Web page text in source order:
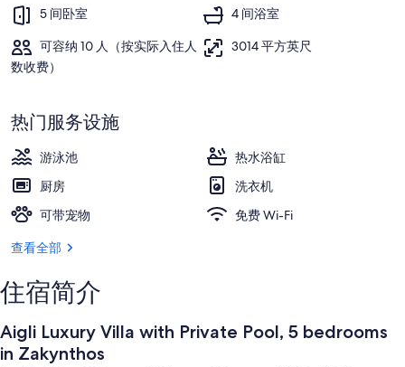
库
5 间卧室
4 间浴室
可容纳 10 人（按实际入住人
数收费）
3014 平方英尺
热门服务设施
游泳池
热水浴缸
厨房
洗衣机
可带宠物
免费 Wi-Fi
查看全部
住宿简介
Aigli Luxury Villa with Private Pool, 5 bedrooms
in Zakynthos